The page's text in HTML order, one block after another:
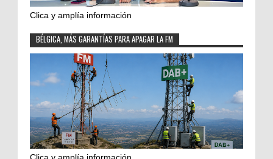
Clica y amplía información
BÉLGICA, MÁS GARANTÍAS PARA APAGAR LA FM